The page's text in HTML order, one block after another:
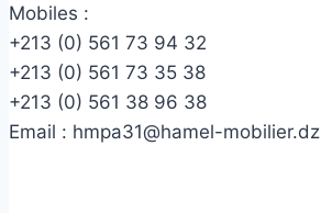
Mobiles :
+213 (0) 561 73 94 32
+213 (0) 561 73 35 38
+213 (0) 561 38 96 38
Email : hmpa31@hamel-mobilier.dz